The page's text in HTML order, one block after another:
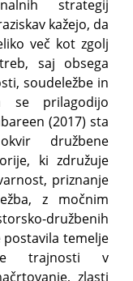
strategij
kažejo, da
več kot zgolj
saj obsega
soudeležbe in
se prilagodijo
(2017) sta
družbene
ki združuje
priznanje
z močnim
družbenih
temelje
trajnosti v
zlasti